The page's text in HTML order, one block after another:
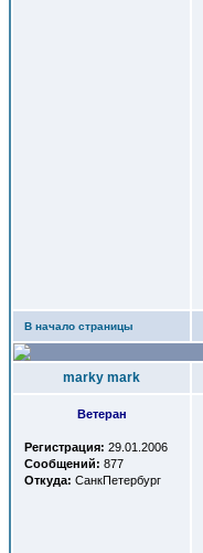
В начало страницы
marky mark
Ветеран
Регистрация: 29.01.2006
Сообщений: 877
Откуда: СанкПетербург